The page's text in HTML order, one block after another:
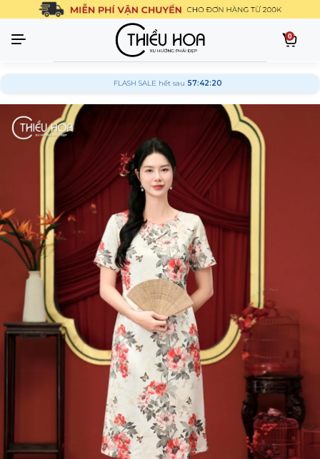
0
FLASH SALE hết sau 57:42:19